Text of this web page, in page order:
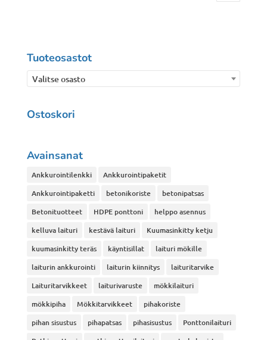
Tuoteosastot
Valitse osasto
Ostoskori
Avainsanat
Ankkurointilenkki
Ankkurointipaketit
Ankkurointipaketti
betonikoriste
betonipatsas
Betonituotteet
HDPE ponttoni
helppo asennus
kelluva laituri
kestävä laituri
Kuumasinkitty ketju
kuumasinkitty teräs
käyntisillat
laituri mökille
laiturin ankkurointi
laiturin kiinnitys
laituritarvike
Laituritarvikkeet
laiturivaruste
mökkilaituri
mökkipiha
Mökkitarvikkeet
pihakoriste
pihan sisustus
pihapatsas pihasisustus
Ponttonilaituri